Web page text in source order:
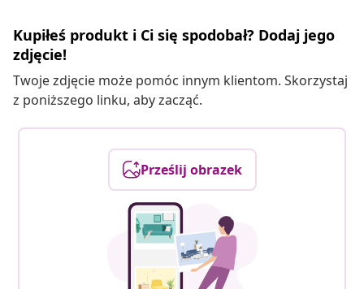
Kupiłeś produkt i Ci się spodobał? Dodaj jego
zdjęcie!
Twoje zdjęcie może pomóc innym klientom. Skorzystaj
z poniższego linku, aby zacząć.
Prześlij obrazek